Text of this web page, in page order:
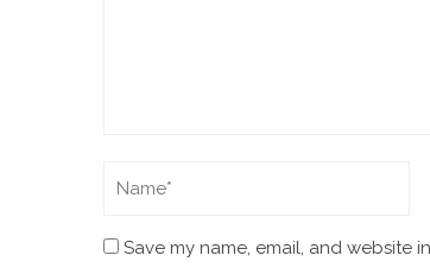
Save my name, email, and website